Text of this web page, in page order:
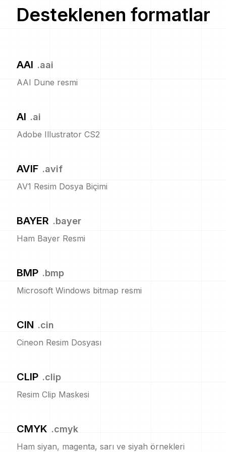
Desteklenen formatlar
AAI .aai
AAI Dune resmi
AI .ai
Adobe Illustrator CS2
AVIF .avif
AV1 Resim Dosya Biçimi
BAYER .bayer
Ham Bayer Resmi
BMP .bmp
Microsoft Windows bitmap resmi
CIN .cin
Cineon Resim Dosyası
CLIP .clip
Resim Clip Maskesi
CMYK .cmyk
Ham siyan, magenta, sarı ve siyah örnekleri